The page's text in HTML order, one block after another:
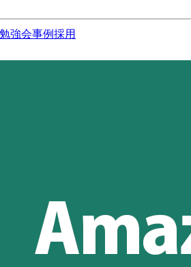
勉強会事例採用